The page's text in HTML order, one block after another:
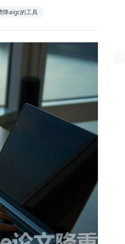
降aigc的工具